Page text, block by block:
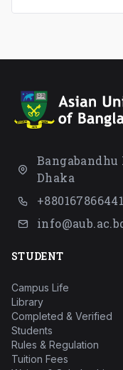
Bangabandhu
Dhaka
STUDENT
Campus Life
Library
Completed & Verified
Students
Rules & Regulation
Tuition Fees